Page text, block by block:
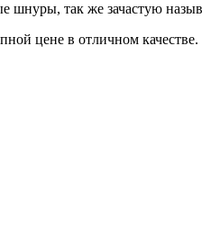
шнуры, так же зачастую
цене в отличном качестве.